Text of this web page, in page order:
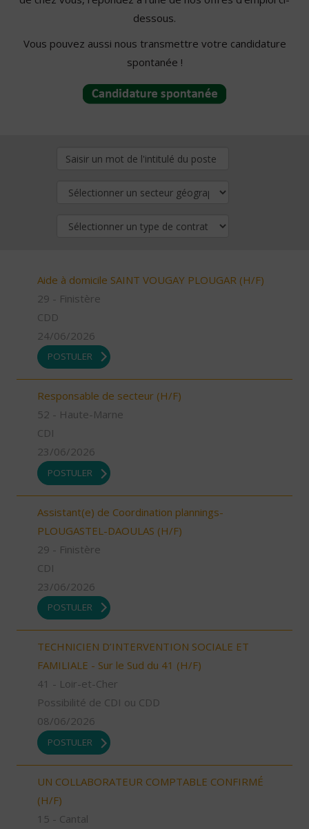
dessous.
Vous pouvez aussi nous transmettre votre candidature
spontanée !
Aide à domicile SAINT VOUGAY PLOUGAR (H/F)
29 - Finistère
CDD
24/06/2026
POSTULER
Responsable de secteur (H/F)
52 - Haute-Marne
CDI
23/06/2026
POSTULER
Assistant(e) de Coordination plannings-
PLOUGASTEL-DAOULAS (H/F)
29 - Finistère
CDI
23/06/2026
POSTULER
TECHNICIEN D’INTERVENTION SOCIALE ET
FAMILIALE - Sur le Sud du 41 (H/F)
41 - Loir-et-Cher
Possibilité de CDI ou CDD
08/06/2026
POSTULER
UN COLLABORATEUR COMPTABLE CONFIRMÉ
(H/F)
15 - Cantal